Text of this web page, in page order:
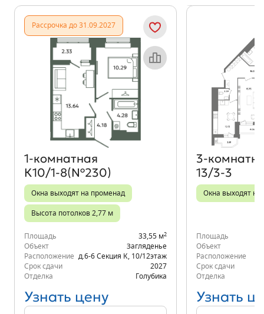
Рассрочка до 31.09.2027
Объект месяца
1‑комнатная
К10/1-8(№230)
Окна выходят на променад
Высота потолков 2,77 м
Площадь 33,55 м2
Объект
Загляденье
Расположение
д.6-6 Секция К 10/12этаж
Срок сдачи
2027
Отделка
Голубика
Узнать цену
13/3-3
Окна выходят на
Площадь
Объект
Расположение
Срок сдачи
Отделка
Узнать